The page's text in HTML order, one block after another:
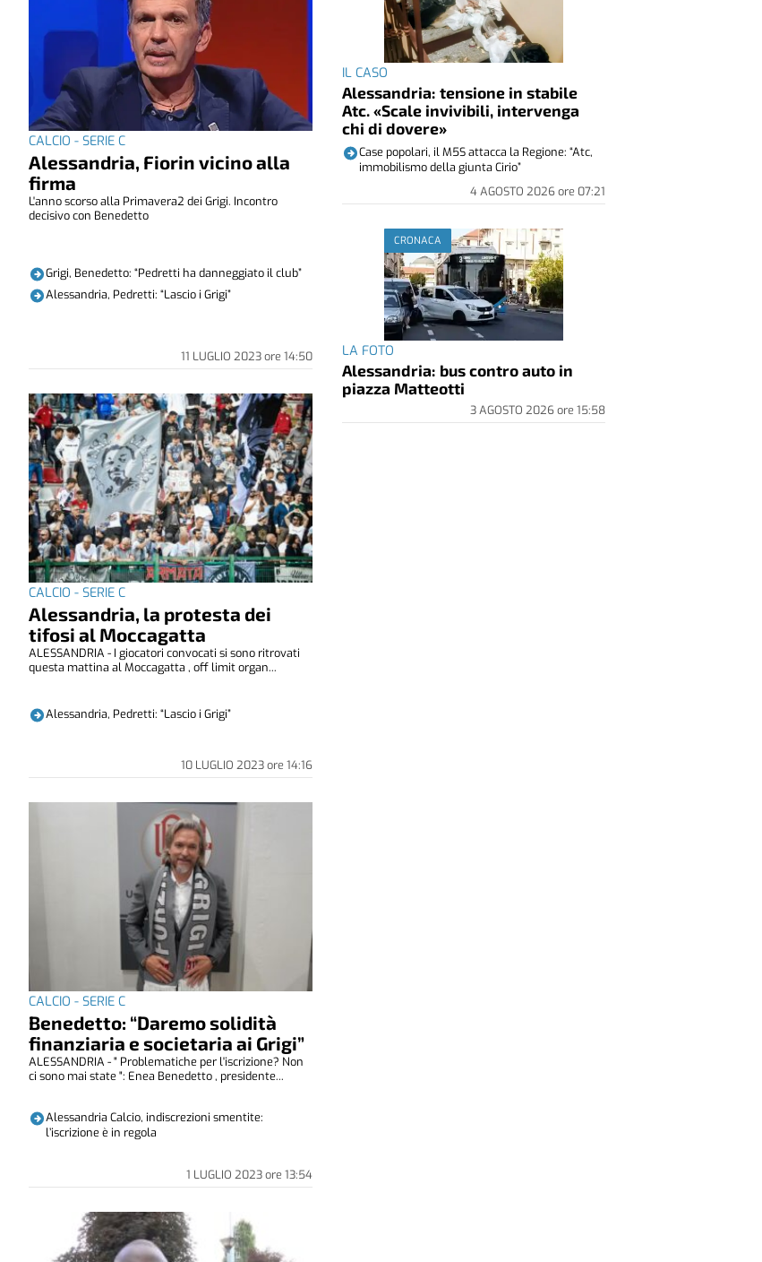
CALCIO - SERIE C
Alessandria, Fiorin vicino alla
firma
11 LUGLIO 2023ore 14:50
L'anno scorso alla Primavera2 dei Grigi. Incontro
decisivo con Benedetto
Grigi, Benedetto: “Pedretti ha danneggiato il club”
Alessandria, Pedretti: “Lascio i Grigi”
CALCIO - SERIE C
Alessandria, la protesta dei
tifosi al Moccagatta
10 LUGLIO 2023ore 14:16
ALESSANDRIA - I giocatori convocati si sono ritrovati
questa mattina al Moccagatta , off limit organ...
Alessandria, Pedretti: “Lascio i Grigi”
CALCIO - SERIE C
Benedetto: “Daremo solidità
finanziaria e societaria ai Grigi”
1 LUGLIO 2023ore 13:54
ALESSANDRIA - " Problematiche per l'iscrizione? Non
ci sono mai state ": Enea Benedetto , presidente...
Alessandria Calcio, indiscrezioni smentite:
l’iscrizione è in regola
IL CASO
Alessandria: tensione in stabile
Atc. «Scale invivibili, intervenga
chi di dovere»
4 AGOSTO 2026ore 07:21
Case popolari, il M5S attacca la Regione: “Atc,
immobilismo della giunta Cirio”
CRONACA
LA FOTO
Alessandria: bus contro auto in
piazza Matteotti
3 AGOSTO 2026ore 15:58